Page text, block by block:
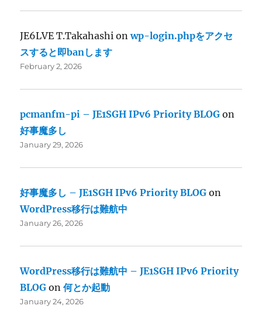
JE6LVE T.Takahashi onwp-login.phpをアクセ
スすると即banします
February 2, 2026
pcmanfm-pi – JE1SGH IPv6 Priority BLOG on
好事魔多し
January 29, 2026
好事魔多し – JE1SGH IPv6 Priority BLOG on
WordPress移行は難航中
January 26, 2026
WordPress移行は難航中 – JE1SGH IPv6 Priority
BLOG on何とか起動
January 24, 2026